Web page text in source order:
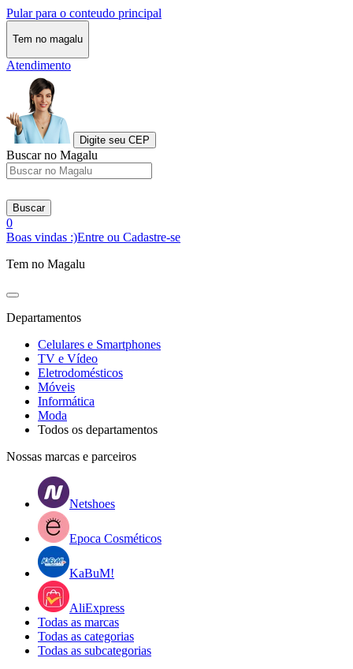
Pular para o conteudo principal
Tem no magalu
Atendimento
Digite seu CEP
Buscar no Magalu
Buscar
0
Boas vindas :)Entre ou Cadastre-se
Tem no Magalu
Departamentos
Celulares e Smartphones
TV e Vídeo
Eletrodomésticos
Móveis
Informática
Moda
Todos os departamentos
Nossas marcas e parceiros
Netshoes
Epoca Cosméticos
KaBuM!
AliExpress
Todas as marcas
Todas as categorias
Todas as subcategorias